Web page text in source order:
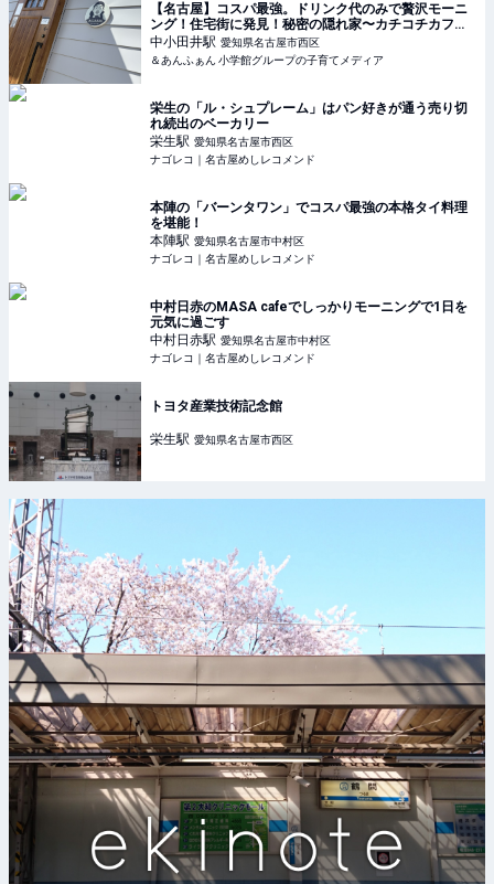
【名古屋】コスパ最強。ドリンク代のみで贅沢モーニ
ング！住宅街に発見！秘密の隠れ家〜カチコチカフ
ェ〜 | &あんふぁん
中小田井駅 愛知県名古屋市西区
＆あんふぁん 小学館グループの子育てメディア
栄生の「ル・シュプレーム」はパン好きが通う売り切
れ続出のベーカリー
栄生駅 愛知県名古屋市西区
ナゴレコ｜名古屋めしレコメンド
本陣の「バーンタワン」でコスパ最強の本格タイ料理
を堪能！
本陣駅 愛知県名古屋市中村区
ナゴレコ｜名古屋めしレコメンド
中村日赤のMASA cafeでしっかりモーニングで1日を
元気に過ごす
中村日赤駅 愛知県名古屋市中村区
ナゴレコ｜名古屋めしレコメンド
トヨタ産業技術記念館
栄生駅 愛知県名古屋市西区